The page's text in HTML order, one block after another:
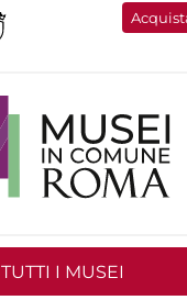
TUTTI I MUSEI